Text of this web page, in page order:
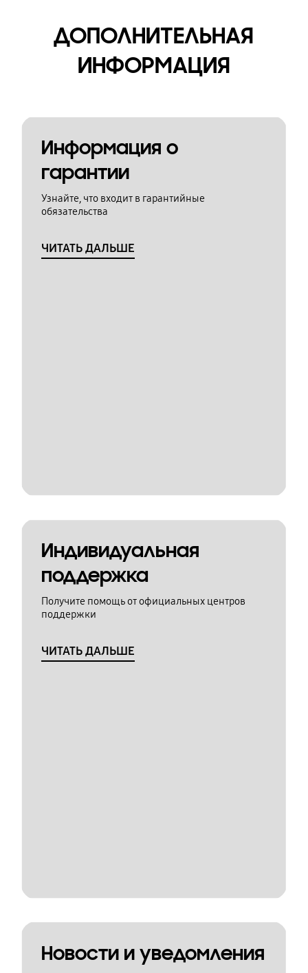
ДОПОЛНИТЕЛЬНАЯ
ИНФОРМАЦИЯ
Информация о
гарантии
Узнайте, что входит в гарантийные
обязательства
ЧИТАТЬ ДАЛЬШЕ
Индивидуальная
поддержка
Получите помощь от официальных центров
поддержки
ЧИТАТЬ ДАЛЬШЕ
Новости и уведомления